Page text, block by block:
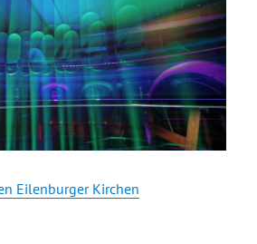
Eilenburger Kirchen